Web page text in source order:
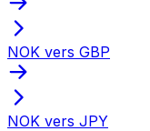
NOK vers GBP
NOK vers JPY